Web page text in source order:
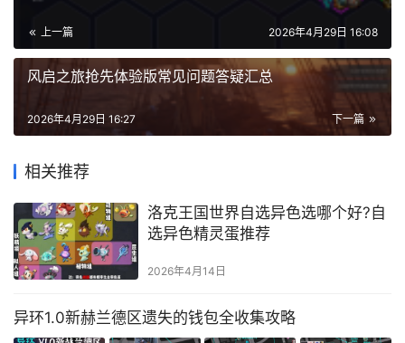
上一篇 2026年4月29日 16:08
风启之旅抢先体验版常见问题答疑汇总
下一篇
2026年4月29日 16:27
相关推荐
洛克王国世界自选异色选哪个好?自
选异色精灵蛋推荐
2026年4月14日
异环1.0新赫兰德区遗失的钱包全收集攻略